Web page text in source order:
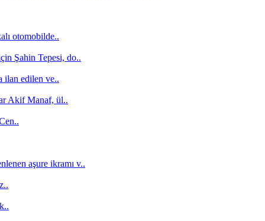
otomobilde..
Şahin Tepesi, do..
ilan edilen ve..
Akif Manaf, ül..
aşure ikramı v..